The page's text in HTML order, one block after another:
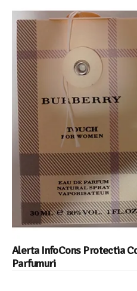
Alerta InfoCons Protectia
Parfumuri